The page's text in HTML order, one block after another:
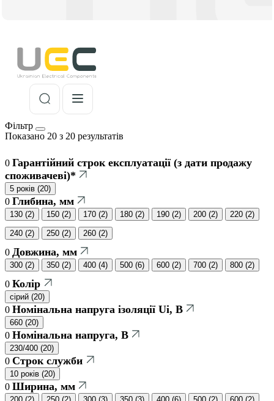
Фільтр
Показано 20 з 20 результатів
0 Гарантійний строк експлуатації (з дати продажу
споживачеві)*
5 років (20)
0 Глибина, мм
130 (2) 150 (2) 170 (2) 180 (2) 190 (2) 200 (2) 220 (2)
240 (2) 250 (2) 260 (2)
0 Довжина, мм
300 (2) 350 (2) 400 (4) 500 (6) 600 (2) 700 (2) 800 (2)
0 Колір
сірий (20)
0 Номінальна напруга ізоляції Ui, В
660 (20)
0 Номінальна напруга, В
230/400 (20)
0 Строк служби
10 років (20)
0 Ширина, мм